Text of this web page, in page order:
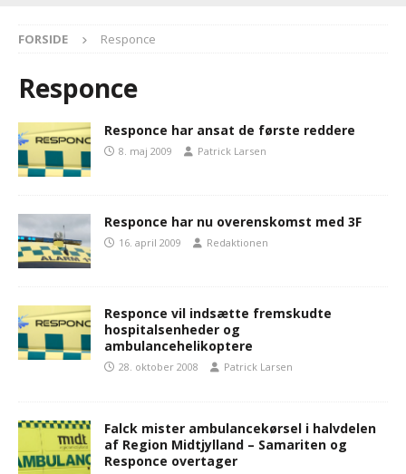
FORSIDE Responce
Responce
Responce har ansat de første reddere
8. maj 2009 Patrick Larsen
Responce har nu overenskomst med 3F
16. april 2009 Redaktionen
Responce vil indsætte fremskudte
hospitalsenheder og
ambulancehelikoptere
28. oktober 2008 Patrick Larsen
Falck mister ambulancekørsel i halvdelen
af Region Midtjylland – Samariten og
Responce overtager